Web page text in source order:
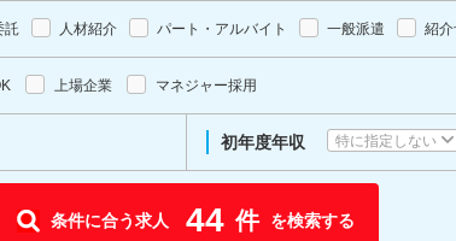
託 人材紹介 パート・アルバイト 一般派遣 紹
上場企業 マネジャー採用
初年度年収 特に指定しない
条件に合う求人 44 件 を検索する